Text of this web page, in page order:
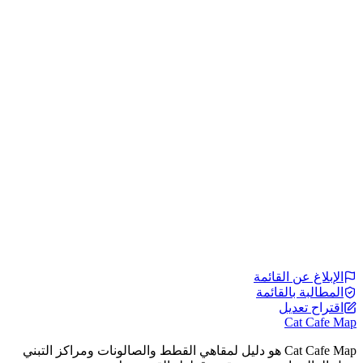
الإبلاغ عن القائمة
المطالبة بالقائمة
اقتراح تعديل
Cat Cafe Map
Cat Cafe Map هو دليل لمقاهي القطط والصالونات ومراكز التبني